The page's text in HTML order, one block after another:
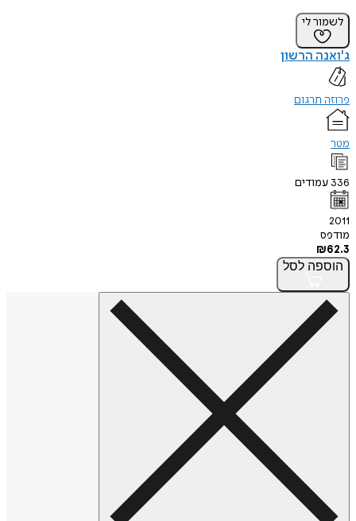
לשמור לי
ג'ואנה הרשון
פרוזה תרגום
מטר
336 עמודים
2011
מודפס
₪62.3
הוספה לסל